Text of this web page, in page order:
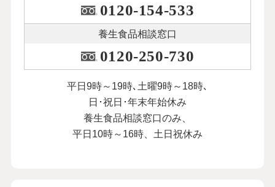
0120-154-533
養生食品相談窓口
0120-250-730
平日9時～19時､土曜9時～18時､
日･祝日･年末年始休み
養生食品相談窓口のみ、
平日10時～16時、土日祝休み